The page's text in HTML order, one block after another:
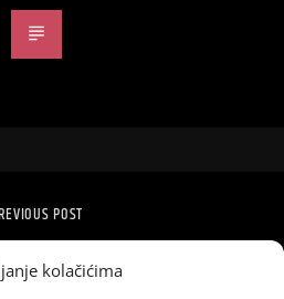
kolačićima
POST
MAJICE ZA BORBU
KORONE